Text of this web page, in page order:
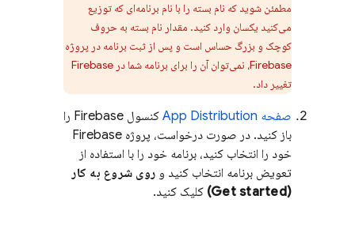
مطمئن شوید که نام بسته را با نام برنامه‌ای که توزیع
می‌کنید یکسان وارد کنید. مقدار نام بسته به حروف
کوچک و بزرگ حساس است و پس از ثبت برنامه در پروژه
Firebase، نمی‌توان آن را برای برنامه شما در Firebase
تغییر داد.
صفحه App Distribution کنسول Firebase را
باز کنید. در صورت درخواست، پروژه Firebase
خود را انتخاب کنید، برنامه خود را با استفاده از
تعویض برنامه انتخاب کنید و روی شروع به کار
(Get started)
کلیک کنید.